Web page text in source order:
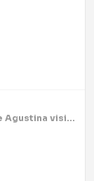
La ley de Baltazar • La madre Agustina visita a Lucas